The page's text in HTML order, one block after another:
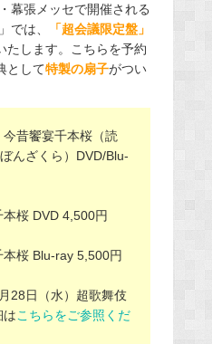
幕張メッセで開催される
では、
「超会議限定盤」
たします。こちらを予約
として特製の扇子がつい
昔饗宴千本桜（読
んざくら）DVD/Blu-
桜 DVD 4,500円
桜 Blu-ray 5,500円
28日（水）超歌舞伎
はこちらをご参照くだ